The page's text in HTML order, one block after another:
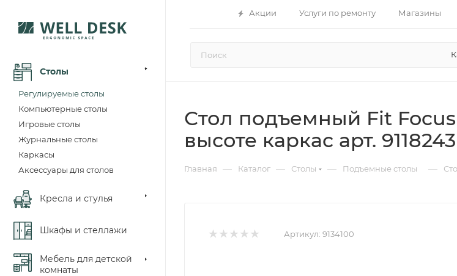
Акции Услуги по ремонту Магазины
Столы
Регулируемые столы
Компьютерные столы
Игровые столы
Журнальные столы
Каркасы
Аксессуары для столов
Кресла и стулья
Шкафы и стеллажи
Мебель для детской
комнаты
Стол подъемный Fit
высоте каркас арт.
Главная — Каталог — Столы — Подъемные столы —
Артикул: 9134100